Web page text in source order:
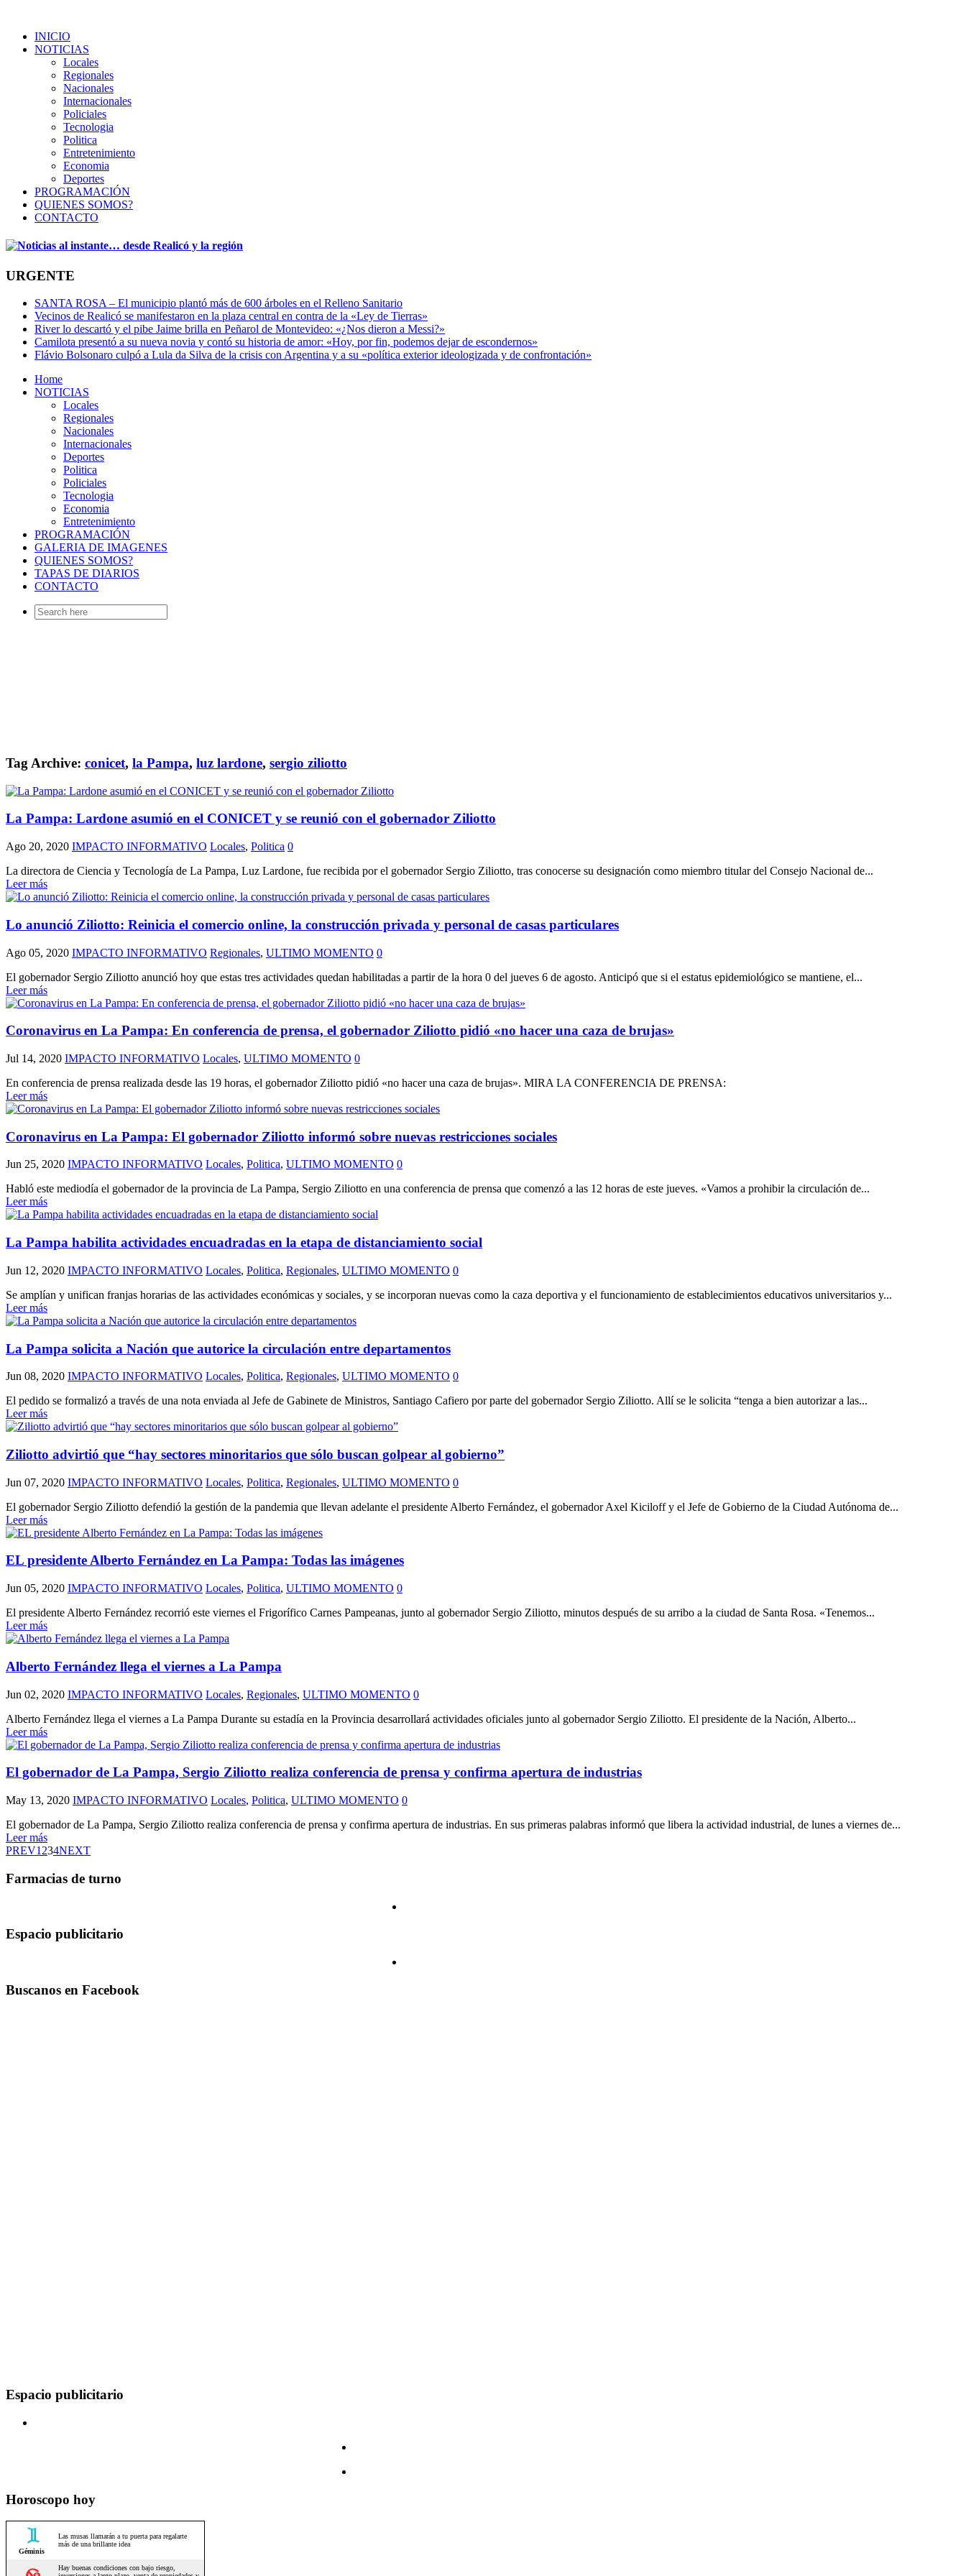
INICIO
NOTICIAS
Locales
Regionales
Nacionales
Internacionales
Policiales
Tecnologia
Politica
Entretenimiento
Economia
Deportes
PROGRAMACIÓN
QUIENES SOMOS?
CONTACTO
URGENTE
SANTA ROSA – El municipio plantó más de 600 árboles en el Relleno Sanitario
Vecinos de Realicó se manifestaron en la plaza central en contra de la «Ley de Tierras»
River lo descartó y el pibe Jaime brilla en Peñarol de Montevideo: «¿Nos dieron a Messi?»
Camilota presentó a su nueva novia y contó su historia de amor: «Hoy, por fin, podemos dejar de escondernos»
Flávio Bolsonaro culpó a Lula da Silva de la crisis con Argentina y a su «política exterior ideologizada y de confrontación»
Home
NOTICIAS
Locales
Regionales
Nacionales
Internacionales
Deportes
Politica
Policiales
Tecnologia
Economia
Entretenimiento
PROGRAMACIÓN
GALERIA DE IMAGENES
QUIENES SOMOS?
TAPAS DE DIARIOS
CONTACTO
Search
for:
Tag Archive: conicet, la Pampa, luz lardone, sergio ziliotto
La Pampa: Lardone asumió en el CONICET y se reunió con el gobernador Ziliotto
Ago 20, 2020 IMPACTO INFORMATIVO Locales, Politica 0
La directora de Ciencia y Tecnología de La Pampa, Luz Lardone, fue recibida por el gobernador Sergio Ziliotto, tras conocerse su designación como miembro titular del Consejo Nacional de...
Leer más
Lo anunció Ziliotto: Reinicia el comercio online, la construcción privada y personal de casas particulares
Ago 05, 2020 IMPACTO INFORMATIVO Regionales, ULTIMO MOMENTO 0
El gobernador Sergio Ziliotto anunció hoy que estas tres actividades quedan habilitadas a partir de la hora 0 del jueves 6 de agosto. Anticipó que si el estatus epidemiológico se mantiene, el...
Leer más
Coronavirus en La Pampa: En conferencia de prensa, el gobernador Ziliotto pidió «no hacer una caza de brujas»
Jul 14, 2020 IMPACTO INFORMATIVO Locales, ULTIMO MOMENTO 0
En conferencia de prensa realizada desde las 19 horas, el gobernador Ziliotto pidió «no hacer una caza de brujas». MIRA LA CONFERENCIA DE PRENSA:
Leer más
Coronavirus en La Pampa: El gobernador Ziliotto informó sobre nuevas restricciones sociales
Jun 25, 2020 IMPACTO INFORMATIVO Locales, Politica, ULTIMO MOMENTO 0
Habló este mediodía el gobernador de la provincia de La Pampa, Sergio Ziliotto en una conferencia de prensa que comenzó a las 12 horas de este jueves. «Vamos a prohibir la circulación de...
Leer más
La Pampa habilita actividades encuadradas en la etapa de distanciamiento social
Jun 12, 2020 IMPACTO INFORMATIVO Locales, Politica, Regionales, ULTIMO MOMENTO 0
Se amplían y unifican franjas horarias de las actividades económicas y sociales, y se incorporan nuevas como la caza deportiva y el funcionamiento de establecimientos educativos universitarios y...
Leer más
La Pampa solicita a Nación que autorice la circulación entre departamentos
Jun 08, 2020 IMPACTO INFORMATIVO Locales, Politica, Regionales, ULTIMO MOMENTO 0
El pedido se formalizó a través de una nota enviada al Jefe de Gabinete de Ministros, Santiago Cafiero por parte del gobernador Sergio Ziliotto. Allí se le solicita “tenga a bien autorizar a las...
Leer más
Ziliotto advirtió que “hay sectores minoritarios que sólo buscan golpear al gobierno”
Jun 07, 2020 IMPACTO INFORMATIVO Locales, Politica, Regionales, ULTIMO MOMENTO 0
El gobernador Sergio Ziliotto defendió la gestión de la pandemia que llevan adelante el presidente Alberto Fernández, el gobernador Axel Kiciloff y el Jefe de Gobierno de la Ciudad Autónoma de...
Leer más
EL presidente Alberto Fernández en La Pampa: Todas las imágenes
Jun 05, 2020 IMPACTO INFORMATIVO Locales, Politica, ULTIMO MOMENTO 0
El presidente Alberto Fernández recorrió este viernes el Frigorífico Carnes Pampeanas, junto al gobernador Sergio Ziliotto, minutos después de su arribo a la ciudad de Santa Rosa. «Tenemos...
Leer más
Alberto Fernández llega el viernes a La Pampa
Jun 02, 2020 IMPACTO INFORMATIVO Locales, Regionales, ULTIMO MOMENTO 0
Alberto Fernández llega el viernes a La Pampa Durante su estadía en la Provincia desarrollará actividades oficiales junto al gobernador Sergio Ziliotto. El presidente de la Nación, Alberto...
Leer más
El gobernador de La Pampa, Sergio Ziliotto realiza conferencia de prensa y confirma apertura de industrias
May 13, 2020 IMPACTO INFORMATIVO Locales, Politica, ULTIMO MOMENTO 0
El gobernador de La Pampa, Sergio Ziliotto realiza conferencia de prensa y confirma apertura de industrias. En sus primeras palabras informó que libera la actividad industrial, de lunes a viernes de...
Leer más
PREV1 234NEXT
Farmacias de turno
Espacio publicitario
Buscanos en Facebook
Espacio publicitario
Horoscopo hoy